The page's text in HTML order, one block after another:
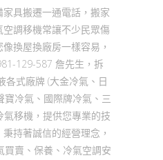
具搬遷一通電話，搬家
調移機常讓不少民眾傷
換屋換廠房一樣容易，
129-587 詹先生，拆
各式廠牌 (大金冷氣、日
寶冷氣、國際牌冷氣、三
氣移機，提供您專業的技
持著誠信的經營理念，
買賣、保養、冷氣空調安